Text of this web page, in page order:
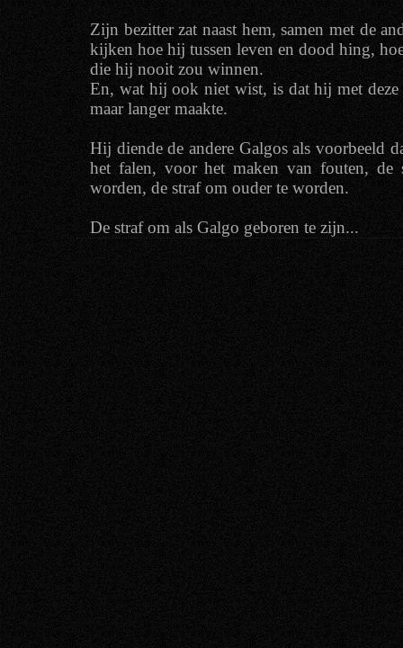
Zijn bezitter zat naast hem, samen met de
kijken hoe hij tussen leven en dood hing,
die hij nooit zou winnen.
En, wat hij ook niet wist, is dat hij met
maar langer maakte.
Hij diende de andere Galgos als voorbeeld
het falen, voor het maken van fouten, de
worden, de straf om ouder te worden.
De straf om als Galgo geboren te zijn...